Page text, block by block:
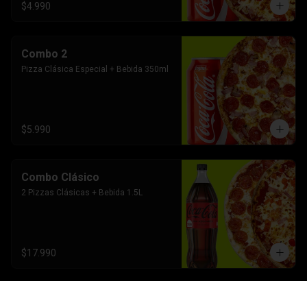
$4.990
Combo 2
Pizza Clásica Especial + Bebida 350ml
$5.990
Combo Clásico
2 Pizzas Clásicas + Bebida 1.5L
$17.990